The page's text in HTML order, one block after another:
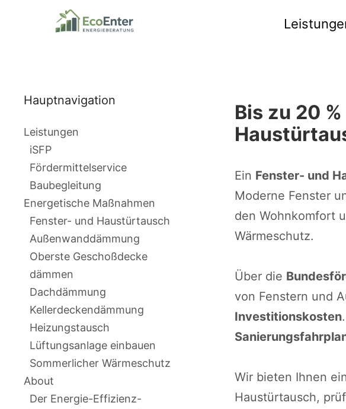
Bis zu 20
Ein Fenster- und
Moderne Fenster
den Wohnkomfort
Wärmeschutz.
Über die
von Fenstern und
Investitionskosten
Wir bieten Ihnen
Haustürtausch,
Hauptnavigation
Leistungen
iSFP
Fördermittelservice
Baubegleitung
Energetische Maßnahmen
Fenster- und Haustürtausch
Außenwanddämmung
Oberste Geschoßdecke
dämmen
Dachdämmung
Kellerdeckendämmung
Heizungstausch
Lüftungsanlage einbauen
Sommerlicher Wärmeschutz
About
Der Energie-Effizienz-